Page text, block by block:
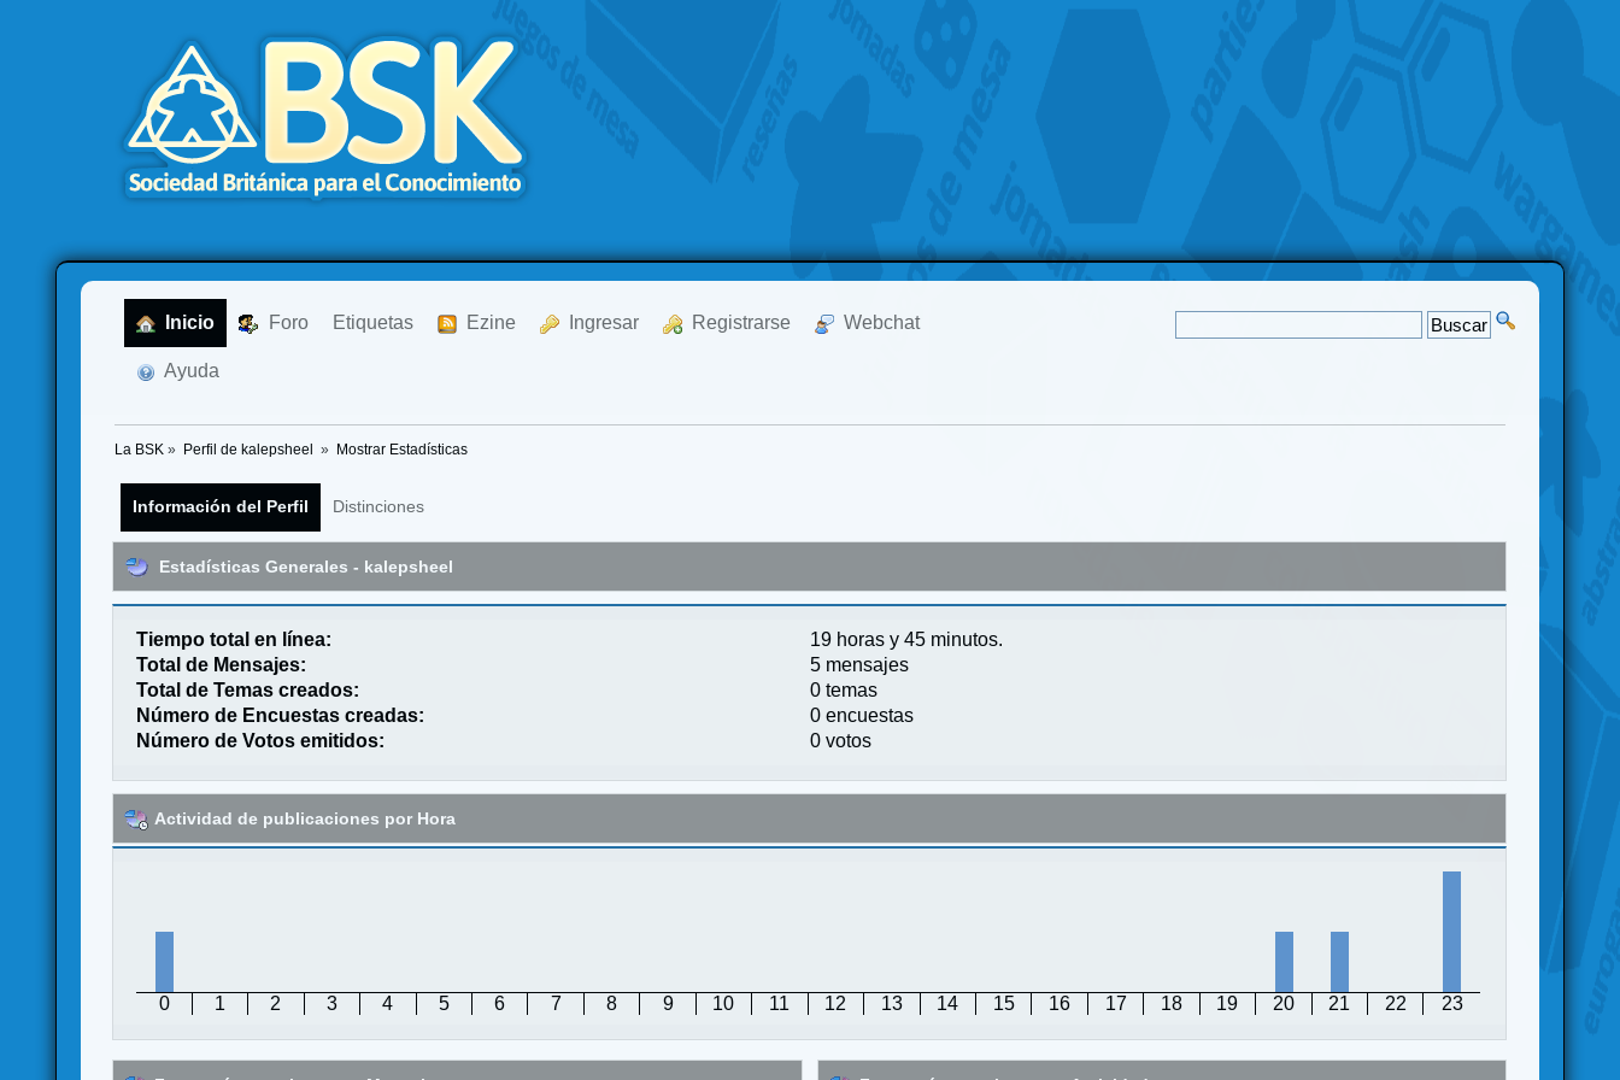
Inicio Foro Etiquetas Ezine Ingresar Registrarse Webchat
Ayuda
La BSK » Perfil de kalepsheel » Mostrar Estadísticas
Información del Perfil Distinciones
Estadísticas Generales - kalepsheel
Tiempo total en línea:
19 horas y 45 minutos.
Total de Mensajes:
5 mensajes
Total de Temas creados:
0 temas
Número de Encuestas creadas:
0 encuestas
Número de Votos emitidos:
0 votos
Actividad de publicaciones por Hora
0 1 2 3 4 5 6 7 8 9 10 11 12 13 14 15 16 17 18 19 20 21 22 23